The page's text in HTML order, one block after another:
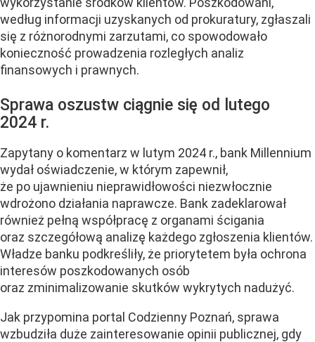
według informacji uzyskanych od prokuratury, zgłaszali
się z różnorodnymi zarzutami, co spowodowało
konieczność prowadzenia rozległych analiz
finansowych i prawnych.
Sprawa oszustw ciągnie się od lutego
2024 r.
Zapytany o komentarz w lutym 2024 r., bank Millennium
wydał oświadczenie, w którym zapewnił,
że po ujawnieniu nieprawidłowości niezwłocznie
wdrożono działania naprawcze. Bank zadeklarował
również pełną współpracę z organami ścigania
oraz szczegółową analizę każdego zgłoszenia klientów.
Władze banku podkreśliły, że priorytetem była ochrona
interesów poszkodowanych osób
oraz zminimalizowanie skutków wykrytych nadużyć.
Jak przypomina portal Codzienny Poznań, sprawa
wzbudziła duże zainteresowanie opinii publicznej, gdy